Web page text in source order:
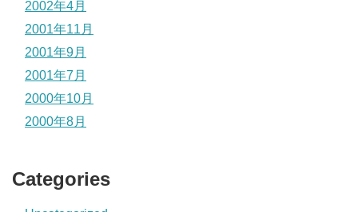
2002年4月
2001年11月
2001年9月
2001年7月
2000年10月
2000年8月
Categories